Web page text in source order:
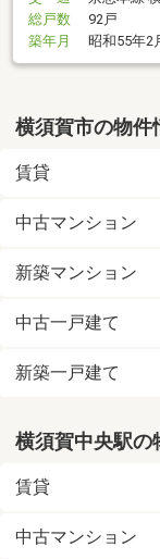
総戸数
92戸
築年月
昭和55年2
横須賀市の物件
賃貸
中古マンション
新築マンション
中古一戸建て
新築一戸建て
横須賀中央駅の
賃貸
中古マンション